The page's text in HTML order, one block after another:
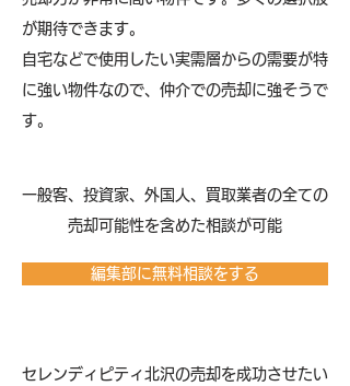
が期待できます。
自宅などで使用したい実需層からの需要が特
に強い物件なので、仲介での売却に強そうで
す。
​一般客、投資家、外国人、買取業者の全ての
売却可能性を含めた相談が可能
編集部に無料相談をする
セレンディピティ北沢の売却を成功させたい